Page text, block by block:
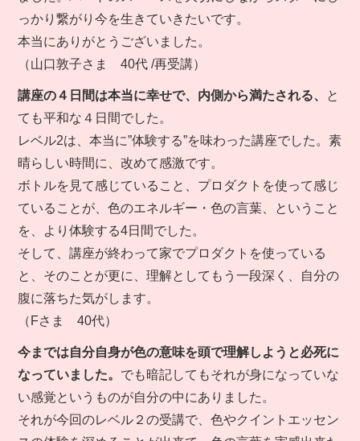
っかり繋がり今を生きていきたいです。
本当にありがとうございました。
（山口敦子さま 40代 /再受講）
講座の４日間は本当に幸せで、内側から満たされる、 と
ても平和な４日間でした。
レベル2は、本当に”体験する”を味わった講座でした。素
晴らしい時間に、改めて感激です。
ボトルを見て感じていること、プロダクトを使って感じ
ていることが、色のエネルギー・色の言葉、ということ
を、より体験する4日間でした。
そして、講座が終わって家でプロダクトを使っている
と、そのことが更に、理解としてもう一段深く、自分の
腹に落ちた気がします。
（Fさま 40代）
今までは自分自身が色の意味を頭で理解しようと必死に
なっていました。 でも暗記してもそれが身になっていな
い感覚というものが自分の中にありました。
それが今回のレベル２の受講で、色やクイントエッセン